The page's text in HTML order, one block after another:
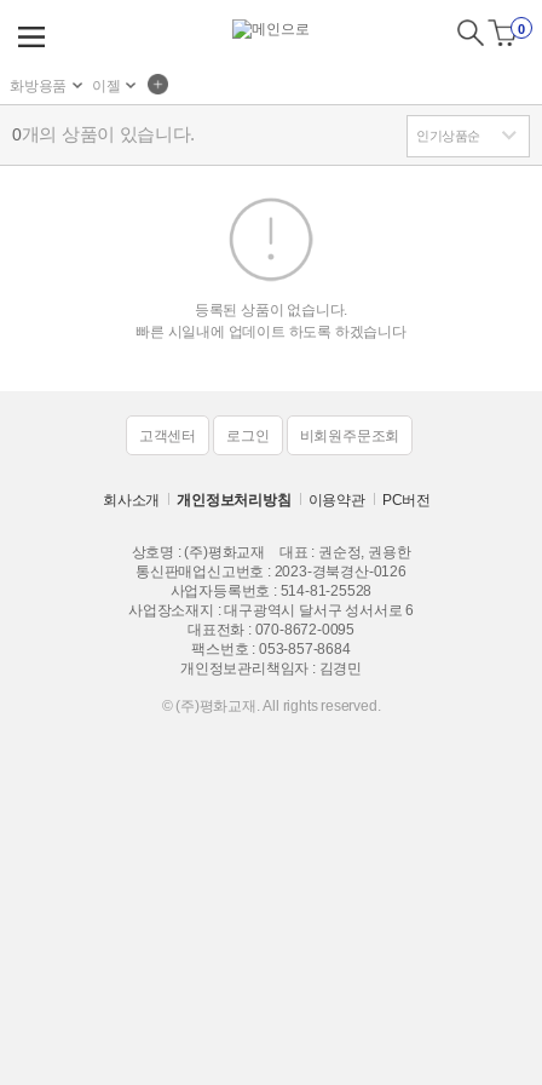
0
화방용품 이젤
0개의 상품이 있습니다.
등록된 상품이 없습니다.
빠른 시일내에 업데이트 하도록 하겠습니다
고객센터 로그인 비회원주문조회
회사소개 개인정보처리방침 이용약관 PC버전
상호명 : (주)평화교재
대표 : 권순정, 권용한
통신판매업신고번호 : 2023-경북경산-0126
사업자등록번호 : 514-81-25528
사업장소재지 : 대구광역시 달서구 성서서로 6
대표전화 : 070-8672-0095
팩스번호 : 053-857-8684
개인정보관리책임자 : 김경민
© (주)평화교재. All rights reserved.